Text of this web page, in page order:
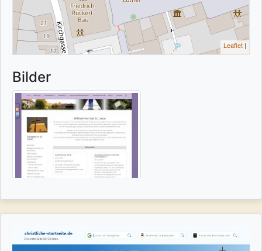
Leaflet |
Bilder